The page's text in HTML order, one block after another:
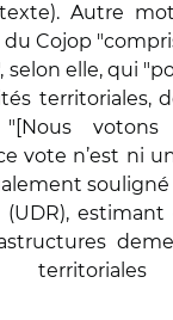
Autre
Cojop
selon elle, qui
territoriales,
"[Nous
vote n’est ni
(UDR),
territoriales